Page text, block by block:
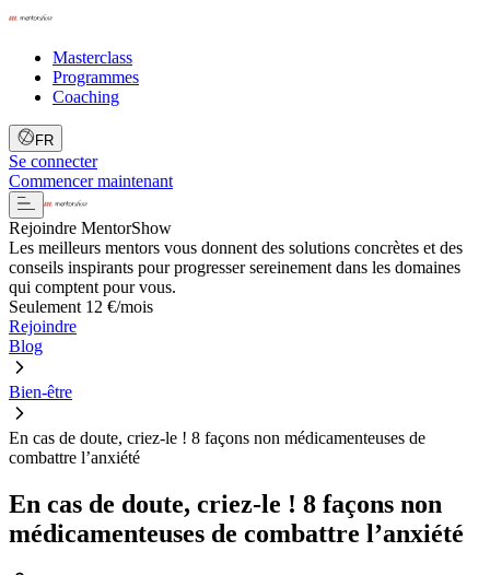
Masterclass
Programmes
Coaching
FR
Se connecter
Commencer maintenant
Rejoindre MentorShow
Les meilleurs mentors vous donnent des solutions concrètes et des
conseils inspirants pour progresser sereinement dans les domaines
qui comptent pour vous.
Seulement 12 €/mois
Rejoindre
Blog
Bien-être
En cas de doute, criez-le ! 8 façons non médicamenteuses de
combattre l’anxiété
En cas de doute, criez-le ! 8 façons non
médicamenteuses de combattre l’anxiété